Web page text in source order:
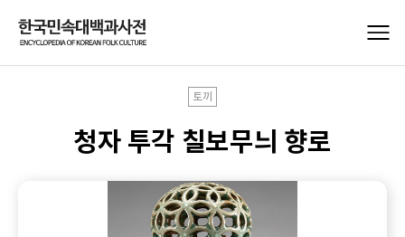
토끼
청자 투각 칠보무늬 향로